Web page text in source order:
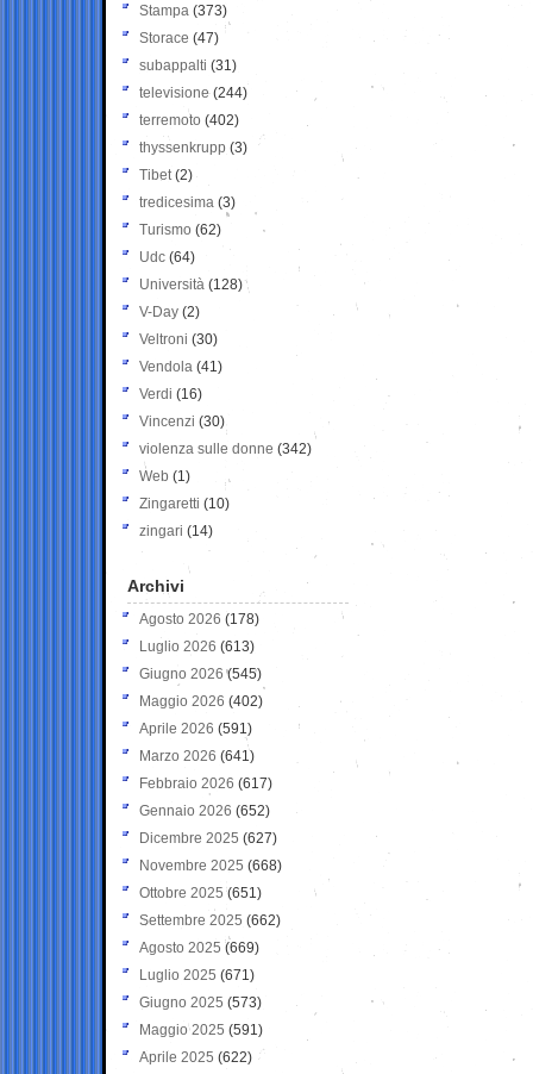
Stampa (373)
Storace (47)
subappalti (31)
televisione(244)
terremoto (402)
thyssenkrupp (3)
Tibet(2)
tredicesima (3)
Turismo (62)
Udc (64)
Università (128)
V-Day (2)
Veltroni (30)
Vendola (41)
Verdi (16)
Vincenzi (30)
violenza sulle donne (342)
Web (1)
Zingaretti (10)
zingari (14)
Archivi
Agosto 2026 (178)
Luglio 2026 (613)
Giugno 2026 (545)
Maggio 2026 (402)
Aprile 2026 (591)
Marzo 2026 (641)
Febbraio 2026 (617)
Gennaio 2026 (652)
Dicembre 2025 (627)
Novembre 2025 (668)
Ottobre 2025 (651)
Settembre 2025 (662)
Agosto 2025 (669)
Luglio 2025 (671)
Giugno 2025 (573)
Maggio 2025 (591)
Aprile 2025 (622)